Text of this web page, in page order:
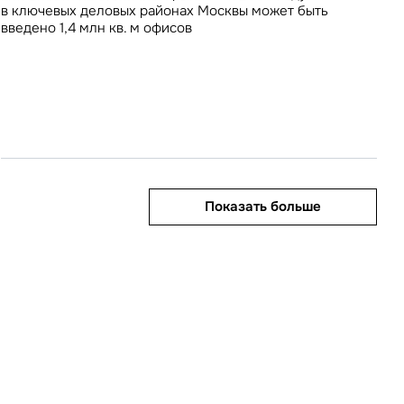
в ключевых деловых районах Москвы может быть
введено 1,4 млн кв. м офисов
Показать больше
значению
свое согласие